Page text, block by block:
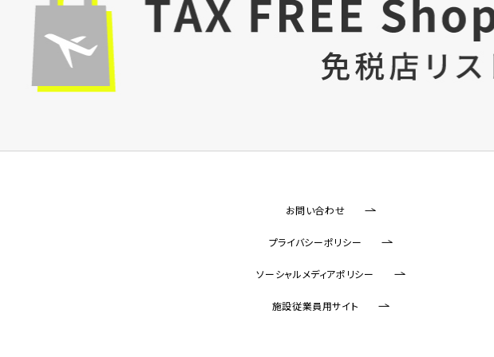
お問い合わせ
プライバシーポリシー
ソーシャルメディアポリシー
施設従業員用サイト